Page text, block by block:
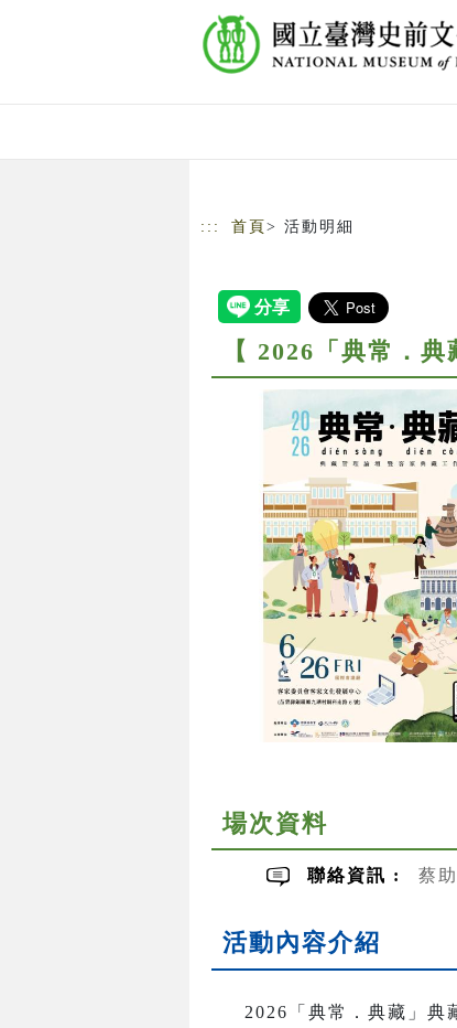
::: 首頁 > 活動明細
【 2026「典常．
場次資料
聯絡資訊 : 蔡
活動內容介紹
2026「典常．典藏」典